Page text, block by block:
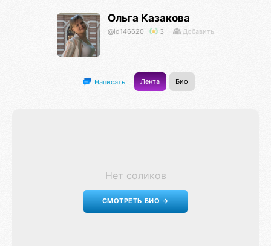
Ольга Казакова
@id146620 3 Добавить
Написать Лента Био
Нет соликов
СМОТРЕТЬ БИО →